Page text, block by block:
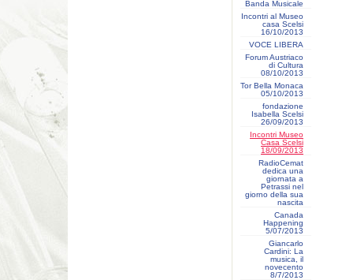
Banda Musicale
Incontri al Museo
casa Scelsi
16/10/2013
VOCE LIBERA
Forum Austriaco
di Cultura
08/10/2013
Tor Bella Monaca
05/10/2013
fondazione
Isabella Scelsi
26/09/2013
Incontri Museo
Casa Scelsi
18/09/2013
RadioCemat
dedica una
giornata a
Petrassi nel
giorno della sua
nascita
Canada
Happening
5/07/2013
Giancarlo
Cardini: La
musica, il
novecento
8/7/2013